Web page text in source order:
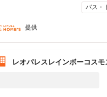
バス・
提供
レオパレスレインボーコス